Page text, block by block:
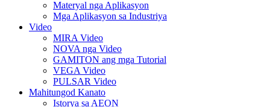
Materyal nga Aplikasyon
Mga Aplikasyon sa Industriya
Video
MIRA Video
NOVA nga Video
GAMITON ang mga Tutorial
VEGA Video
PULSAR Video
Mahitungod Kanato
Istorya sa AEON